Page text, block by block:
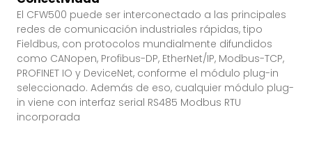
El CFW500 puede ser interconectado a las principales
redes de comunicación industriales rápidas, tipo
Fieldbus, con protocolos mundialmente difundidos
como CANopen, Profibus-DP, EtherNet/IP, Modbus-TCP,
PROFINET IO y DeviceNet, conforme el módulo plug-in
seleccionado. Además de eso, cualquier módulo plug-
in viene con interfaz serial RS485 Modbus RTU
incorporada